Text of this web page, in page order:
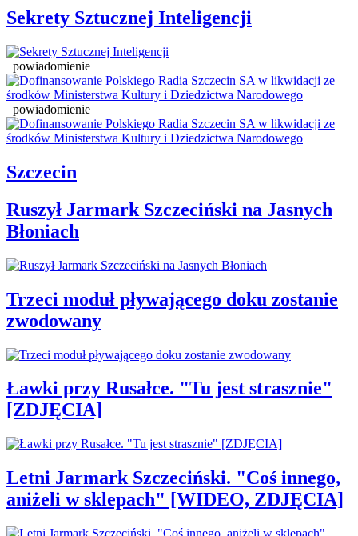
Sekrety Sztucznej Inteligencji
powiadomienie
powiadomienie
Szczecin
Ruszył Jarmark Szczeciński na Jasnych
Błoniach
Trzeci moduł pływającego doku zostanie
zwodowany
Ławki przy Rusałce. "Tu jest strasznie"
[ZDJĘCIA]
Letni Jarmark Szczeciński. "Coś innego,
aniżeli w sklepach" [WIDEO, ZDJĘCIA]